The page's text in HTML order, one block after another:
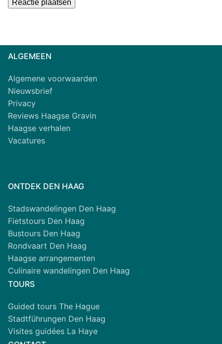
ALGEMEEN
Algemene voorwaarden
Nieuwsbrief
Privacy
Reviews Haagse Gravin
Haagse verhalen
Vacatures
ONTDEK DEN HAAG
Stadswandelingen Den Haag
Fietstours Den Haag
Bustours Den Haag
Rondvaart Den Haag
Haagse arrangementen
Culinaire wandelingen Den Haag
TOURS
Guided tours The Hague
Stadtführungen Den Haag
Visites guidées La Haye